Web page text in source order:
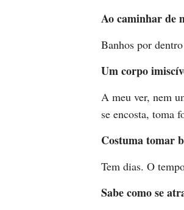
Ao caminhar de
Banhos por
Um corpo
A meu ver, nem
se encosta, toma
Costuma tomar
Tem dias. O
Sabe como se